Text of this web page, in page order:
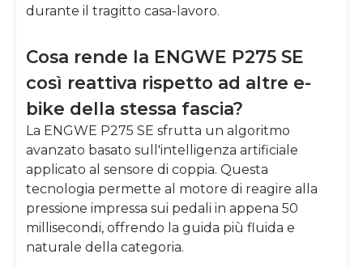
durante il tragitto casa-lavoro.
Cosa rende la ENGWE P275 SE
così reattiva rispetto ad altre e-
bike della stessa fascia?
La ENGWE P275 SE sfrutta un algoritmo
avanzato basato sull'intelligenza artificiale
applicato al sensore di coppia. Questa
tecnologia permette al motore di reagire alla
pressione impressa sui pedali in appena 50
millisecondi, offrendo la guida più fluida e
naturale della categoria.